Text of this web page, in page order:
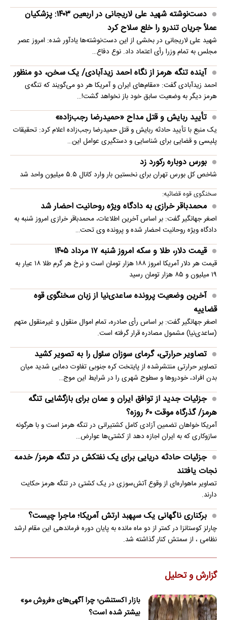
دست‌نوشته شهید علی لاریجانی در اربعین ۱۴۰۳: پزشکیان
عملاً جریان تندرو را خلع سلاح کرد
شهید علی لاریجانی در بخشی از این دست‌نوشته‌ها یادآور شده: امروز عصر
مجلس به تمام وزرا رأی اعتماد داد. نوع دفاع…
آینده تنگه هرمز از نگاه احمد زیدآبادی/ یک سخن، دو منظور
احمد زیدآبادی گفت: «مقام‌های ایران و آمریکا هر دو می‌گویند که تنگه‌ی
هرمز دیگر به وضعیت سابق خود باز نخواهد گشت!…
تأیید ربایش و قتل مداح «حمیدرضا رجب‌زاده»
یک منبع با تأیید حادثه ربایش و قتل حمیدرضا رجب‌زاده اعلام کرد: تحقیقات
پلیسی و قضایی برای شناسایی و دستگیری عوامل این…
بورس دوباره رکورد زد
شاخص کل بورس تهران برای نخستین ‌بار وارد کانال ۵.۵ میلیون واحد شد
سخنگوی قوه قضائیه:
محمدباقر خرازی به دادگاه ویژه روحانیت احضار شد
اصغر جهانگیر گفت: بر اساس آخرین اطلاعات، محمدباقر خرازی امروز شنبه به
دادگاه ویژه روحانیت احضار شده و پرونده وی تحت…
قیمت دلار، طلا و سکه امروز شنبه ۱۷ مرداد ۱۴۰۵
قیمت هر دلار آمریکا امروز ۱۸۸ هزار تومان است و نرخ هر گرم طلا ۱۸ عیار به
۱۹ میلیون و ۸۵ هزار تومان رسید
آخرین وضعیت پرونده ساعدی‌نیا از زبان سخنگوی قوه
قضاییه
اصغر جهانگیر گفت: بر اساس رأی صادره، تمام اموال منقول و غیرمنقول متهم
(ساعدی‌نیا) مشمول مصادره قرار گرفته است.
تصاویر حرارتی، گرمای سوزان سئول را به تصویر کشید
تصاویر حرارتی منتشرشده از پایتخت کره جنوبی تفاوت دمایی شدید میان
بدن افراد، خودروها و سطوح شهری را در شرایط این موج…
جزئیات جدید از توافق ایران و عمان برای بازگشایی تنگه
هرمز/ گذرگاه موقت ۶۰ روزه؟
آمریکا خواهان تضمین آزادی کامل کشتیرانی در تنگه هرمز است و با هرگونه
سازوکاری که به ایران اجازه دهد از کشتی‌ها عوارض…
جزئیات حادثه دریایی برای یک نفتکش در تنگه هرمز/ خدمه
نجات یافتند
تصاویر ماهو‌اره‌ای از وقوع آتش‌سوزی در یک کشتی در تنگه هرمز حکایت
دارند.
برکناری ناگهانی یک سپهبد ارتش آمریکا؛ ماجرا چیست؟
چارلز کوستانزا در کمتر از دو ماه مانده به پایان دوره فرماندهی این مقام ارشد
نظامی ، از سمتش کنار گذاشته شد.
گزارش و تحلیل
بازار اکستنشن؛ چرا آگهی‌های «فروش مو»
بیشتر شده است؟